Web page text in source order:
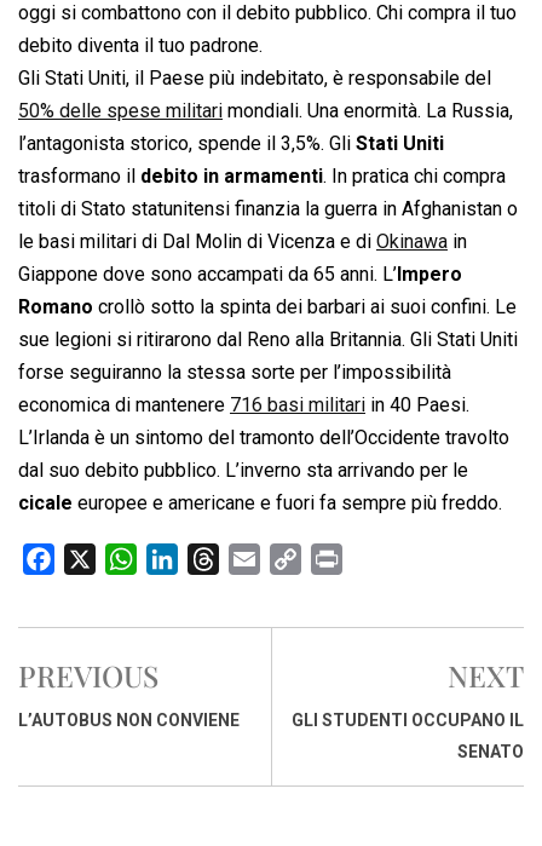
oggi si combattono con il debito pubblico. Chi compra il tuo
debito diventa il tuo padrone.
Gli Stati Uniti, il Paese più indebitato, è responsabile del
50% delle spese militari mondiali. Una enormità. La Russia,
l’antagonista storico, spende il 3,5%. Gli Stati Uniti
trasformano il debito in armamenti. In pratica chi compra
titoli di Stato statunitensi finanzia la guerra in Afghanistan o
le basi militari di Dal Molin di Vicenza e di Okinawa in
Giappone dove sono accampati da 65 anni. L’ Impero
Romano crollò sotto la spinta dei barbari ai suoi confini. Le
sue legioni si ritirarono dal Reno alla Britannia. Gli Stati Uniti
forse seguiranno la stessa sorte per l’impossibilità
economica di mantenere 716 basi militari in 40 Paesi.
L’Irlanda è un sintomo del tramonto dell’Occidente travolto
dal suo debito pubblico. L’inverno sta arrivando per le
cicale europee e americane e fuori fa sempre più freddo.
c
b
o
W
a
s
A
n
d
r
d
a
p
i
i
PREVIOUS
L’AUTOBUS NON CONVIENE
NEXT
GLI STUDENTI OCCUPANO IL
SENATO